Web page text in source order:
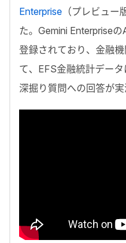
Enterprise （プレビュ
た。Gemini Enterprise
登録されており、金融
て、EFS金融統計デー
深掘り質問への回答が実